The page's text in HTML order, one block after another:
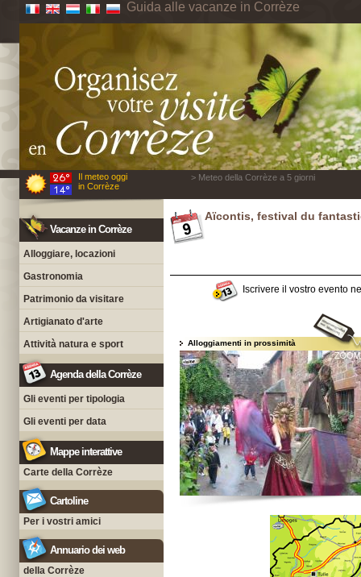
Guida alle vacanze in Corrèze
Il meteo oggi
in Corrèze
> Meteo della Corrèze a 5 giorni
Vacanze in Corrèze
Alloggiare, locazioni
Gastronomia
Patrimonio da visitare
Artigianato d'arte
Attività natura e sport
Agenda della Corrèze
Gli eventi per tipologia
Gli eventi per data
Mappe interattive
Carte della Corrèze
Cartoline
Per i vostri amici
Annuario dei web
della Corrèze
Aïcontis, festival du
Iscrivere il vostro evento
Alloggiamenti in prossimità